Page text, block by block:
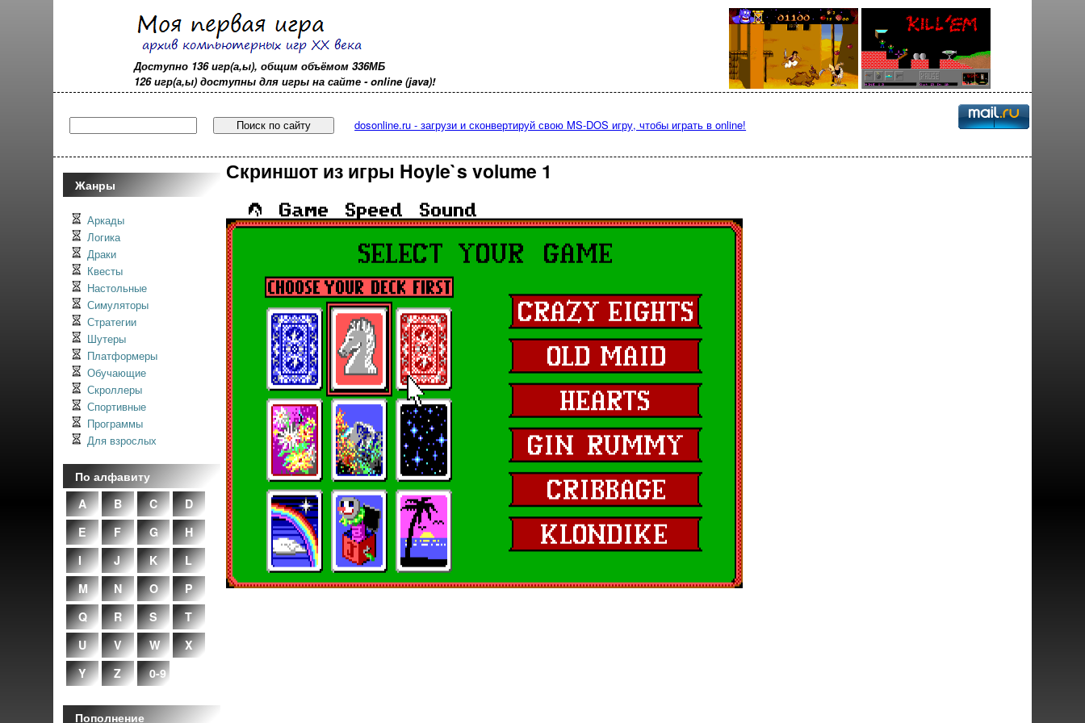
Доступно 136 игр(а,ы), общим объёмом 336МБ
126 игр(а,ы) доступны для игры на сайте - online (java)!
dosonline.ru - загрузи и сконвертируй свою MS-DOS игру, чтобы играть в online!
Жанры
Аркады
Логика
Драки
Квесты
Настольные
Симуляторы
Стратегии
Шутеры
Платформеры
Обучающие
Скроллеры
Спортивные
Программы
Для взрослых
По алфавиту
A
B C
D
E
F G
H
I
J K
L
M
N O
P
Q
R S
T
U
V W
X
Y
Z 0-9
Пополнение
Скриншот из игры Hoyle`s volume 1